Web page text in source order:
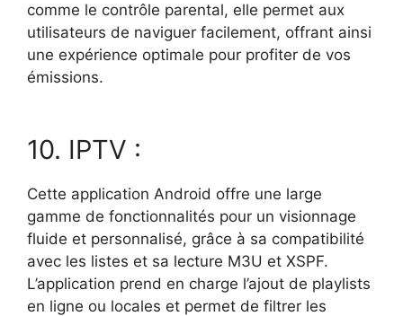
comme le contrôle parental, elle permet aux
utilisateurs de naviguer facilement, offrant ainsi
une expérience optimale pour profiter de vos
émissions.
10. IPTV :
Cette application Android offre une large
gamme de fonctionnalités pour un visionnage
fluide et personnalisé, grâce à sa compatibilité
avec les listes et sa lecture M3U et XSPF.
L’application prend en charge l’ajout de playlists
en ligne ou locales et permet de filtrer les